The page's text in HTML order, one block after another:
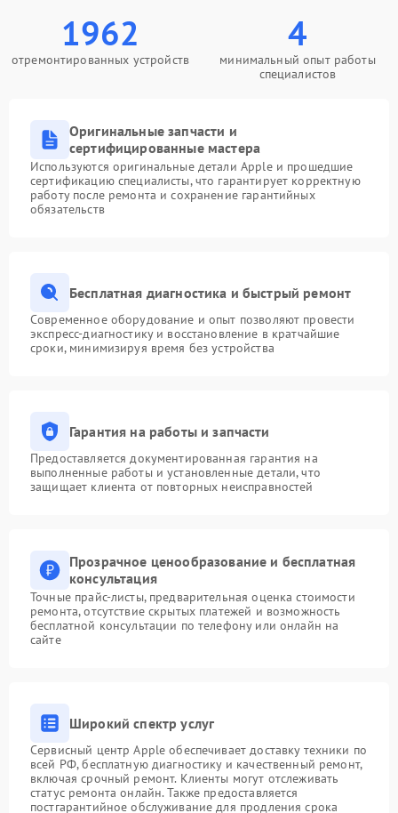
1962
отремонтированных устройств
4
минимальный опыт работы
специалистов
Оригинальные запчасти и
сертифицированные мастера
Используются оригинальные детали Apple и прошедшие
сертификацию специалисты, что гарантирует корректную
работу после ремонта и сохранение гарантийных
обязательств
Бесплатная диагностика и быстрый ремонт
Современное оборудование и опыт позволяют провести
экспресс-диагностику и восстановление в кратчайшие
сроки, минимизируя время без устройства
Гарантия на работы и запчасти
Предоставляется документированная гарантия на
выполненные работы и установленные детали, что
защищает клиента от повторных неисправностей
Прозрачное ценообразование и бесплатная
консультация
Точные прайс-листы, предварительная оценка стоимости
ремонта, отсутствие скрытых платежей и возможность
бесплатной консультации по телефону или онлайн на
сайте
Широкий спектр услуг
Сервисный центр Apple обеспечивает доставку техники по
всей РФ, бесплатную диагностику и качественный ремонт,
включая срочный ремонт. Клиенты могут отслеживать
статус ремонта онлайн. Также предоставляется
постгарантийное обслуживание для продления срока